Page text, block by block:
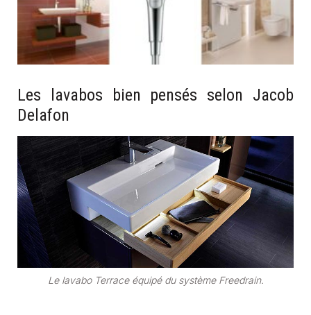
Les lavabos bien pensés selon Jacob
Delafon
Le lavabo Terrace équipé du système Freedrain.